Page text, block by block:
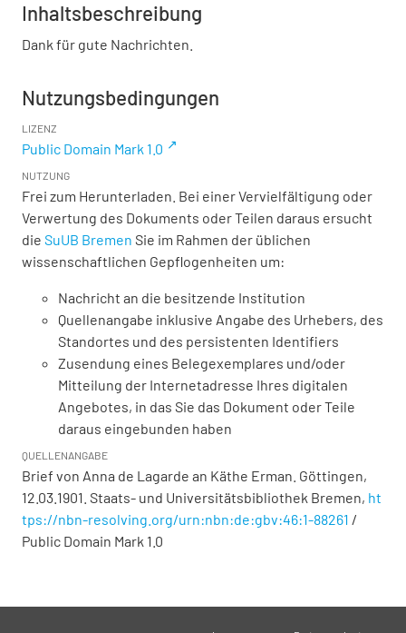
Inhaltsbeschreibung
Dank für gute Nachrichten.
Nutzungsbedingungen
LIZENZ
Public Domain Mark 1.0
NUTZUNG
Frei zum Herunterladen. Bei einer Vervielfältigung oder
Verwertung des Dokuments oder Teilen daraus ersucht
die SuUB Bremen Sie im Rahmen der üblichen
wissenschaftlichen Gepflogenheiten um:
Nachricht an die besitzende Institution
Quellenangabe inklusive Angabe des Urhebers, des
Standortes und des persistenten Identifiers
Zusendung eines Belegexemplares und/oder
Mitteilung der Internetadresse Ihres digitalen
Angebotes, in das Sie das Dokument oder Teile
daraus eingebunden haben
QUELLENANGABE
Brief von Anna de Lagarde an Käthe Erman. Göttingen,
12.03.1901. Staats- und Universitätsbibliothek Bremen, ht
tps://nbn-resolving.org/urn:nbn:de:gbv:46:1-88261 /
Public Domain Mark 1.0